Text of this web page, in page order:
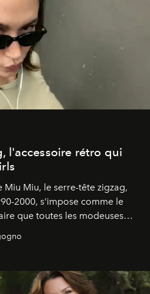
l'accessoire rétro qui
Miu, le serre-tête zigzag,
2000, s'impose comme le
que toutes les modeuses